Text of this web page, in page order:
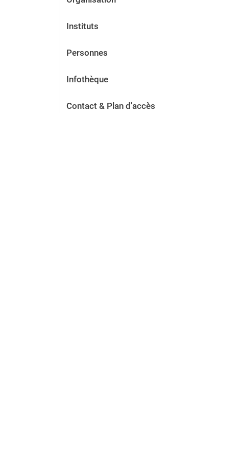
Instituts
Personnes
Infothèque
Contact & Plan d'accès